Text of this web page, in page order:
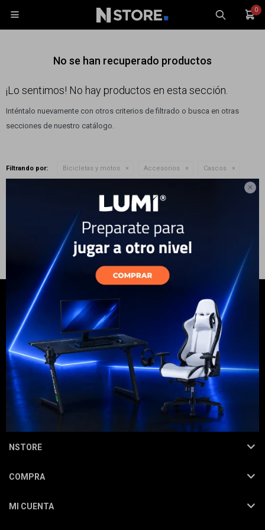

0

No se han recuperado productos
¡Lo sentimos! No hay productos en esta sección.
Inténtalo nuevamente con otros criterios de filtrado o busca en otras
secciones de nuestro catálogo.
Filtrando por: Bicicletas y motos Accesorios
Cascos
Bicicletas y motos
NEWSLETTER
¡Suscribite y recibí todas nuestras novedades!
SUSCRIBIRME
NSTORE
COMPRA
MI CUENTA
Electrodomésticos
Hogar
Marcas
Wearables
Accesorios
Monitores
Gaming